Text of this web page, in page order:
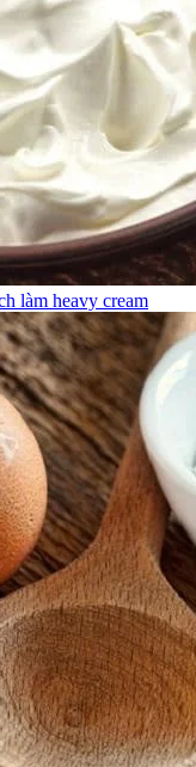
làm heavy cream